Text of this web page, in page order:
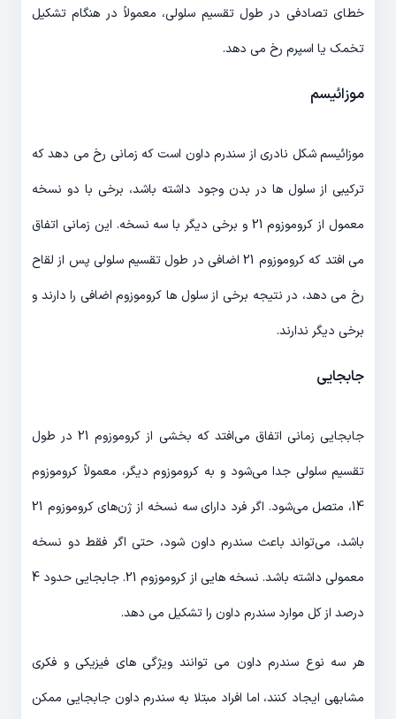
خطای تصادفی در طول تقسیم سلولی، معمولاً در هنگام تشکیل
تخمک یا اسپرم رخ می دهد.
موزائیسم
موزائیسم شکل نادری از سندرم داون است که زمانی رخ می دهد که
ترکیبی از سلول ها در بدن وجود داشته باشد، برخی با دو نسخه
معمول از کروموزوم 21 و برخی دیگر با سه نسخه. این زمانی اتفاق
می افتد که کروموزوم 21 اضافی در طول تقسیم سلولی پس از لقاح
رخ می دهد، در نتیجه برخی از سلول ها کروموزوم اضافی را دارند و
برخی دیگر ندارند.
جابجایی
جابجایی زمانی اتفاق می‌افتد که بخشی از کروموزوم 21 در طول
تقسیم سلولی جدا می‌شود و به کروموزوم دیگر، معمولاً کروموزوم
14، متصل می‌شود. اگر فرد دارای سه نسخه از ژن‌های کروموزوم 21
باشد، می‌تواند باعث سندرم داون شود، حتی اگر فقط دو نسخه
معمولی داشته باشد. نسخه هایی از کروموزوم 21. جابجایی حدود 4
درصد از کل موارد سندرم داون را تشکیل می دهد.
هر سه نوع سندرم داون می توانند ویژگی های فیزیکی و فکری
مشابهی ایجاد کنند، اما افراد مبتلا به سندرم داون جابجایی ممکن